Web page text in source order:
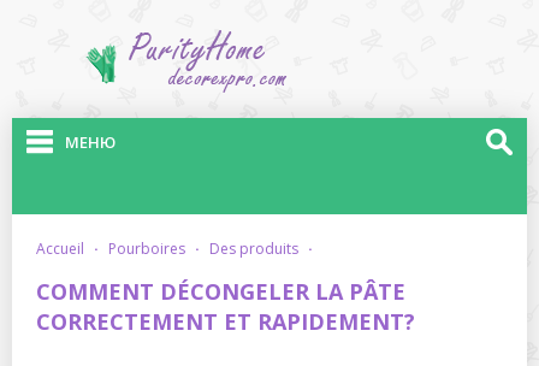
МЕНЮ
accueil · pourboires · des produits ·
COMMENT DÉCONGELER LA PÂTE
CORRECTEMENT ET RAPIDEMENT?